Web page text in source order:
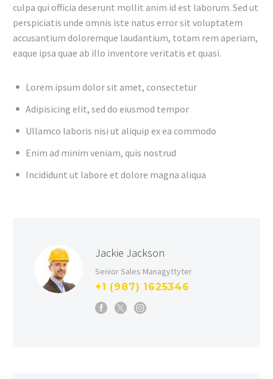
culpa qui officia deserunt mollit anim id est laborum. Sed ut
perspiciatis unde omnis iste natus error sit voluptatem
accusantium doloremque laudantium, totam rem aperiam,
eaque ipsa quae ab illo inventore veritatis et quasi.
Lorem ipsum dolor sit amet, consectetur
Adipisicing elit, sed do eiusmod tempor
Ullamco laboris nisi ut aliquip ex ea commodo
Enim ad minim veniam, quis nostrud
Incididunt ut labore et dolore magna aliqua
Jackie Jackson
Senior Sales Managyttyter
+1 (987) 1625346